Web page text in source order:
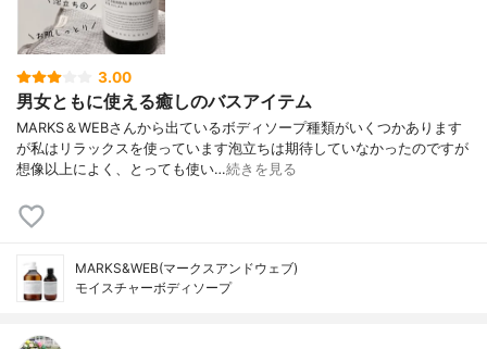
3.00
男女ともに使える癒しのバスアイテム
MARKS＆WEBさんから出ているボディソープ種類がいくつかあります
が私はリラックスを使っています泡立ちは期待していなかったのですが
想像以上によく、とっても使い…続きを見る
MARKS&WEB(マークスアンドウェブ)
モイスチャーボディソープ